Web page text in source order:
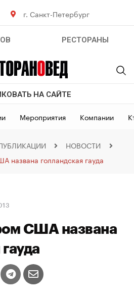
г. Санкт-Петербург
РЕСТОРАНЫ
НА САЙТЕ
Мероприятия Компании
НОВОСТИ
голландская гауда
США названа